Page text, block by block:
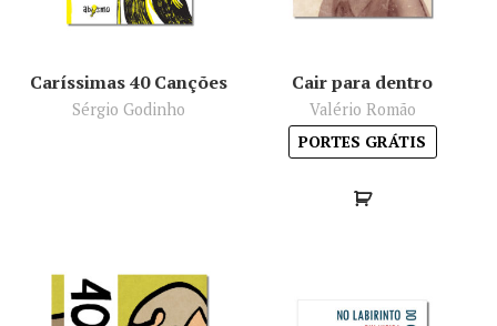
Caríssimas 40 Canções
Sérgio Godinho
Cair para dentro
Valério Romão
PORTES GRÁTIS